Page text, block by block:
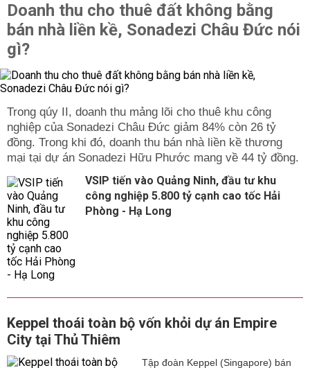
Doanh thu cho thuê đất không bằng
bán nhà liền kề, Sonadezi Châu Đức nói
gì?
Trong qúy II, doanh thu mảng lõi cho thuê khu công
nghiệp của Sonadezi Châu Đức giảm 84% còn 26 tỷ
đồng. Trong khi đó, doanh thu bán nhà liền kề thương
mại tại dự án Sonadezi Hữu Phước mang về 44 tỷ đồng.
VSIP tiến vào Quảng Ninh, đầu tư khu
công nghiệp 5.800 tỷ cạnh cao tốc Hải
Phòng - Hạ Long
Keppel thoái toàn bộ vốn khỏi dự án Empire
City tại Thủ Thiêm
Tập đoàn Keppel (Singapore) bán